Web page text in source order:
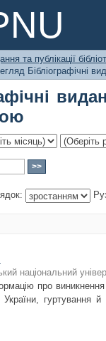
та публікації
Бібліографічні
національний
про
гуртування